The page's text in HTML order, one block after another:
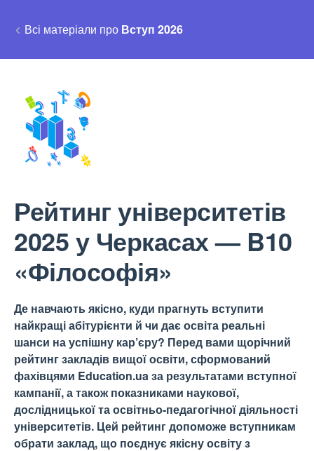
Всі матеріали про Вступ 2026
Рейтинг університетів
2025 у Черкасах — B10
«Філософія»
Де навчають якісно, куди прагнуть вступити
найкращі абітурієнти й чи дає освіта реальні
шанси на успішну кар’єру? Перед вами щорічний
рейтинг закладів вищої освіти, сформований
фахівцями Education.ua за результатами вступної
кампанії, а також показниками наукової,
дослідницької та освітньо-педагогічної діяльності
університетів. Цей рейтинг допоможе вступникам
обрати заклад, що поєднує якісну освіту з